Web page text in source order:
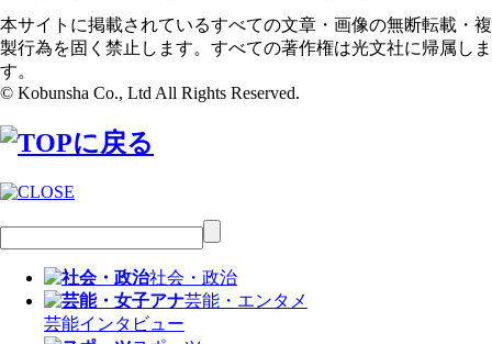
本サイトに掲載されているすべての文章・画像の無断転載・複
製行為を固く禁止します。すべての著作権は光文社に帰属しま
す。
© Kobunsha Co., Ltd All Rights Reserved.
社会・政治
芸能・エンタメ
芸能インタビュー